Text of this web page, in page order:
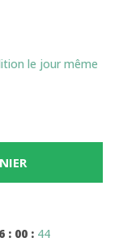
le jour même
: 00 : 44